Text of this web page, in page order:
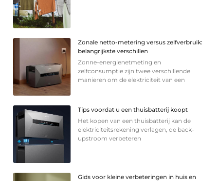
Zonale netto-metering versus zelfverbruik:
belangrijkste verschillen
Zonne-energienetmeting en
zelfconsumptie zijn twee verschillende
manieren om de elektriciteit van een
Tips voordat u een thuisbatterij koopt
Het kopen van een thuisbatterij kan de
elektriciteitsrekening verlagen, de back-
upstroom verbeteren
Gids voor kleine verbeteringen in huis en